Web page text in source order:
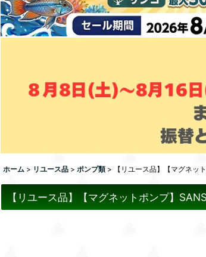
ホーム > リユース品 > ポンプ類 > 【リユース品】【マグネ
【リユース品】【マグネットポンプ】